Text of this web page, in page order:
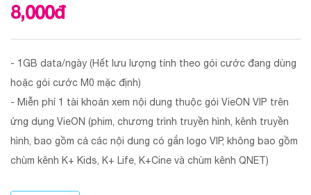
8,000đ
- 1GB data/ngày (Hết lưu lượng tính theo gói cước đang dùng
hoặc gói cước M0 mặc định)
- Miễn phí 1 tài khoản xem nội dung thuộc gói VieON VIP trên
ứng dụng VieON (phim, chương trình truyền hình, kênh truyền
hình, bao gồm cả các nội dung có gắn logo VIP, không bao gồm
chùm kênh K+ Kids, K+ Life, K+Cine và chùm kênh QNET)